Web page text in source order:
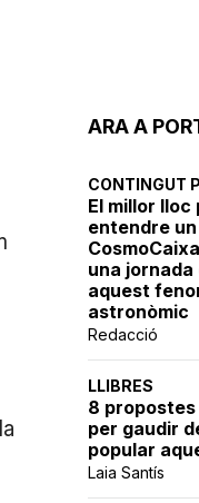
ARA A
CONTINGUT
El millor lloc
entendre
una jornada
aquest
astronòmic
Redacció
LLIBRES
8
per gaudir
popular
Laia Santís